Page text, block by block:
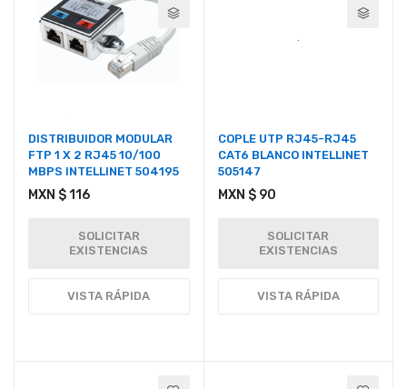
DISTRIBUIDOR MODULAR
FTP 1 X 2 RJ45 10/100
MBPS INTELLINET 504195
MXN $ 116
SOLICITAR
EXISTENCIAS
VISTA RÁPIDA
COPLE UTP RJ45-RJ45
CAT6 BLANCO INTELLINET
505147
MXN $ 90
SOLICITAR
EXISTENCIAS
VISTA RÁPIDA